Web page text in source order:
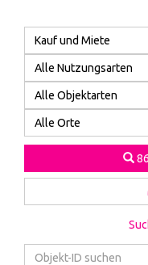
Kauf und Miete
Alle Nutzungsarten
Alle Objektarten
Alle Orte